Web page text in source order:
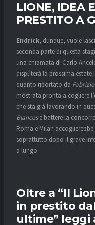
LIONE, IDEA
PRESTITO A
Endrick, dunque, vuole
seconda parte di questa
una chiamata di Carlo
disputerà la prossima estate
quanto riportato da
mostrata pronta a cogliere
che sta già lavorando in
Blancose battere la
Roma e Milan
soprattutto dopo il grave
a lungo.
Oltre a “Il
in prestito
ultime” leggi